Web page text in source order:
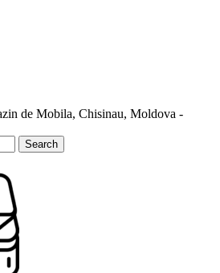
de Mobila, Chisinau, Moldova -
Search